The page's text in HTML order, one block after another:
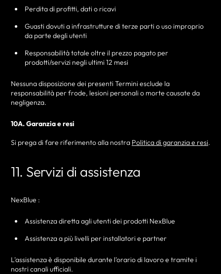
Perdita di profitti, dati o ricavi
Guasti dovuti a infrastrutture di terze parti o uso improprio
da parte degli utenti
Responsabilità totale oltre il prezzo pagato per
prodotti/servizi negli ultimi 12 mesi
Nessuna disposizione dei presenti Termini esclude la
responsabilità per frode, lesioni personali o morte causate da
negligenza.
10A. Garanzia e resi
Si prega di fare riferimento alla nostra Politica di garanzia e resi.
11. Servizi di assistenza
NexBlue :
Assistenza diretta agli utenti dei prodotti NexBlue
Assistenza a più livelli per installatori e partner
L'assistenza è disponibile durante l'orario di lavoro e tramite i
nostri canali ufficiali.